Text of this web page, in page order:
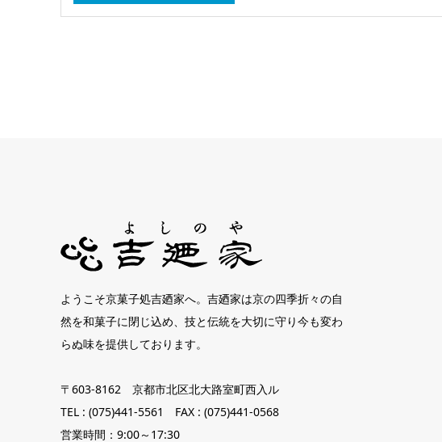
ようこそ京菓子処吉廼家へ。吉廼家は京の四季折々の自
然を和菓子に閉じ込め、技と伝統を大切に守り今も変わ
らぬ味を提供しております。
〒603-8162 京都市北区北大路室町西入ル
TEL : (075)441-5561 FAX : (075)441-0568
営業時間：9:00～17:30